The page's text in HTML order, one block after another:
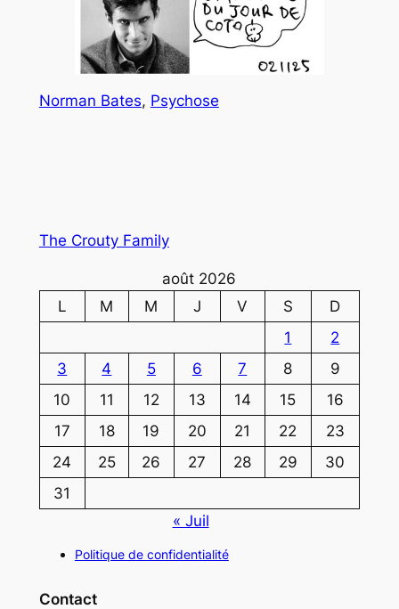
Norman Bates, Psychose
The Crouty Family
août 2026
L
M M J V S
D
1
2
3
4 5 6 7 8
9
10
11 12 13 14 15
16
17
18 19 20 21 22
23
24
25 26 27 28 29
30
31
« Juil
Politique de confidentialité
Contact